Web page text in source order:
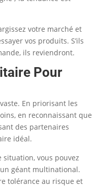
votre marché et
vos produits. S’ils
ils reviendront.
Pour
En priorisant les
en reconnaissant que
des partenaires
idéal.
situation, vous pouvez
géant multinational.
tolérance au risque et